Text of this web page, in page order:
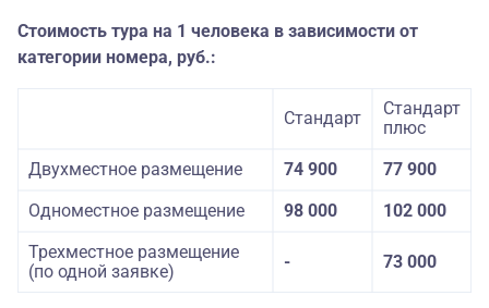
Стоимость тура на 1 человека в зависимости от
категории номера, руб.:
Стандарт
Стандарт
плюс
Двухместное размещение
74 900
77 900
Одноместное размещение
98 000
102 000
Трехместное размещение
(по одной заявке)
- 73 000